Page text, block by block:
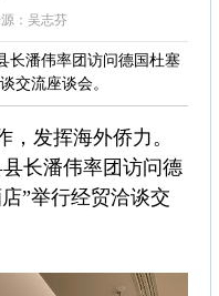
源：吴志芬
长潘伟率团访问德国杜塞
交流座谈会。
发挥海外侨力。
长潘伟率团访问德
”举行经贸洽谈交